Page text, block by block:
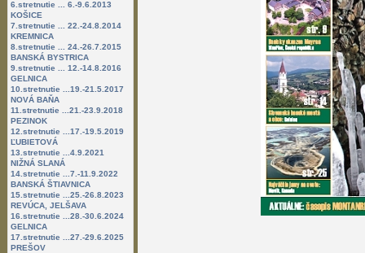
6.stretnutie ... 6.-9.6.2013
KOŠICE
7.stretnutie ... 22.-24.8.2014
KREMNICA
8.stretnutie ... 24.-26.7.2015
BANSKÁ BYSTRICA
9.stretnutie ... 12.-14.8.2016
GELNICA
10.stretnutie ...19.-21.5.2017
NOVÁ BAŇA
11.stretnutie ...21.-23.9.2018
PEZINOK
12.stretnutie ...17.-19.5.2019
ĽUBIETOVÁ
13.stretnutie ...4.9.2021
NIŽNÁ SLANÁ
14.stretnutie ...7.-11.9.2022
BANSKÁ ŠTIAVNICA
15.stretnutie ...25.-26.8.2023
REVÚCA, JELŠAVA
16.stretnutie ...28.-30.6.2024
GELNICA
17.stretnutie ...27.-29.6.2025
PREŠOV